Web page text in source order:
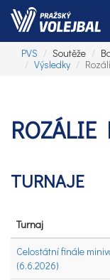
PVS Soutěže
Výsledky
ROZÁLIE
TURNAJE
Turnaj
Celostátní finále
(6.6.2026)